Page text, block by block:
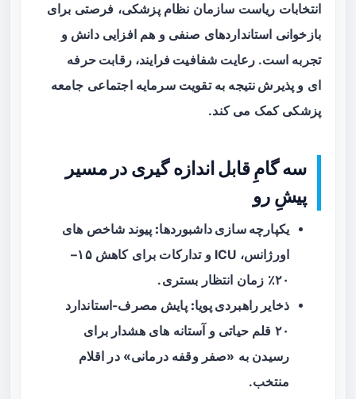
انتخابات ریاست سازمان نظام پزشکی، فرصتی برای
بازخوانی استانداردهای صنفی و هم افزایی دانش و
تجربه است. رعایت شفافیت فرایند،رقابت حرفه
ای و پذیرش نتیجه به تقویت سرمایه اجتماعی جامعه
پزشکی کمک می کند.
سه گامِ قابل اندازه گیری در مسیر
پیشِ رو
یکپارچه سازی داشبوردها: پیوند شاخص های
اورژانس، ICU و تدارکات برای کاهش ۱۵–
۲۰٪ زمان انتظار بستری.
ذخایر راهبردی پویا: پایش مصرف-استاندارد
۲۰ قلم حیاتی و آستانه های هشدار برای
رسیدن به «صفر وقفه درمانی» در اقلام
منتخب.